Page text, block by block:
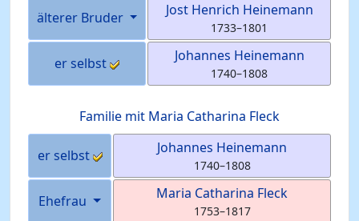
älterer Bruder Jost Henrich Heinemann
1733–1801
er selbst Johannes Heinemann
1740–1808
Familie mit Maria Catharina Fleck
er selbst Johannes Heinemann
1740–1808
Ehefrau Maria Catharina Fleck
1753–1817